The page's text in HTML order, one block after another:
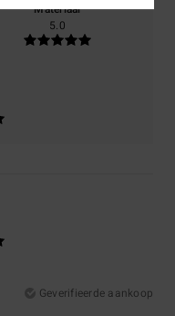
Materiaal
5.0
Geverifieerde aankoop